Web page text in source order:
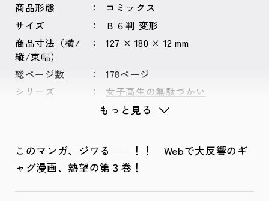
商品形態
コミックス
サイズ
Ｂ６判 変形
商品寸法（横/
縦/束幅）
127 × 180 × 12 mm
総ページ数
178ページ
シリーズ
女子高生の無駄づかい
もっと見る
このマンガ、ジワる──！！ Webで大反響のギ
ャグ漫画、熱望の第３巻！